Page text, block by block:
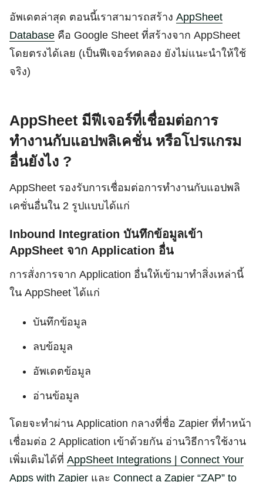
อัพเดตล่าสุด ตอนนี้เราสามารถสร้าง AppSheet
Database คือ Google Sheet ที่สร้างจาก AppSheet
โดยตรงได้เลย (เป็นฟีเจอร์ทดลอง ยังไม่แนะนำให้ใช้
จริง)
AppSheet มีฟีเจอร์ที่เชื่อมต่อการ
ทำงานกับแอปพลิเคชั่น หรือโปรแกรม
อื่นยังไง ?
AppSheet รองรับการเชื่อมต่อการทำงานกับแอปพลิ
เคชั่นอื่นใน 2 รูปแบบได้แก่
Inbound Integration บันทึกข้อมูลเข้า
AppSheet จาก Application อื่น
การสั่งการจาก Application อื่นให้เข้ามาทำสิ่งเหล่านี้
ใน AppSheet ได้แก่
บันทึกข้อมูล
ลบข้อมูล
อัพเดตข้อมูล
อ่านข้อมูล
โดยจะทำผ่าน Application กลางที่ชื่อ Zapier ที่ทำหน้า
เชื่อมต่อ 2 Application เข้าด้วยกัน อ่านวิธีการใช้งาน
เพิ่มเติมได้ที่ AppSheet Integrations | Connect Your
Apps with Zapier และ Connect a Zapier “ZAP” to